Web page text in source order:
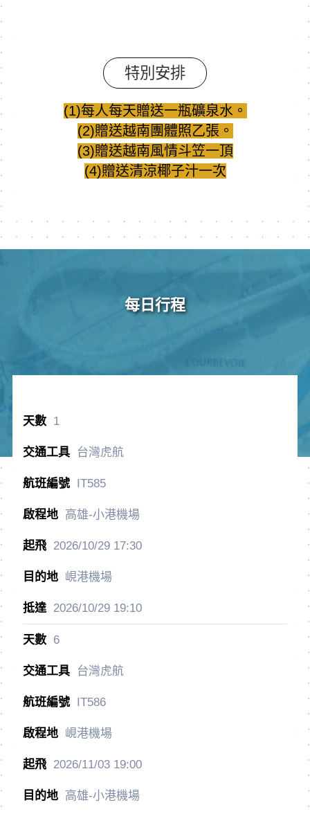
特別安排
(1)每人每天贈送一瓶礦泉水。
(2)贈送越南團體照乙張。
(3)贈送越南風情斗笠一頂
(4)贈送清涼椰子汁一次
每日行程
1
台灣虎航
IT585
高雄-小港機場
2026/10/2917:30
峴港機場
2026/10/2919:10
6
台灣虎航
IT586
峴港機場
2026/11/0319:00
高雄-小港機場